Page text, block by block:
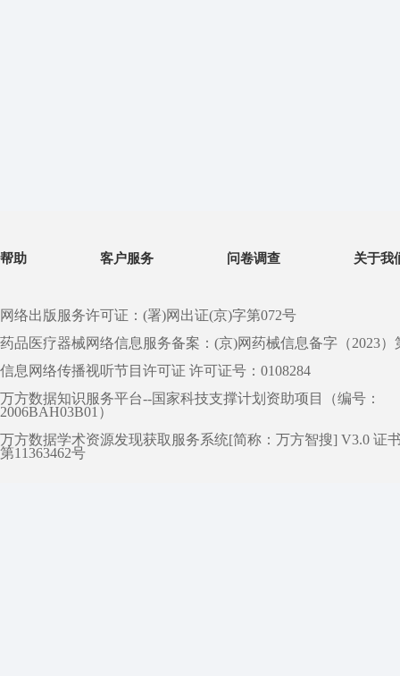
帮助 客户服务 问卷调查 关于我
网络出版服务许可证：(署)网出证(京)字第072号
药品医疗器械网络信息服务备案：(京)网药械信息备字（2023）
信息网络传播视听节目许可证 许可证号：0108284
万方数据知识服务平台--国家科技支撑计划资助项目（编号：
2006BAH03B01）
万方数据学术资源发现获取服务系统[简称：万方智搜] V3.0 证
第11363462号